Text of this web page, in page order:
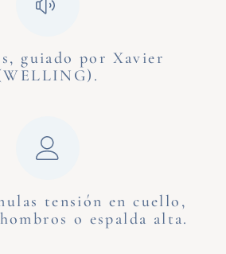
guiado por Xavier
tensión en cuello,
o espalda alta.